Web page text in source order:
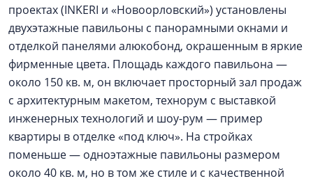
проектах (INKERI и «Новоорловский») установлены
двухэтажные павильоны с панорамными окнами и
отделкой панелями алюкобонд, окрашенным в яркие
фирменные цвета. Площадь каждого павильона —
около 150 кв. м, он включает просторный зал продаж
с архитектурным макетом, технорум с выставкой
инженерных технологий и шоу-рум — пример
квартиры в отделке «под ключ». На стройках
поменьше — одноэтажные павильоны размером
около 40 кв. м, но в том же стиле и с качественной